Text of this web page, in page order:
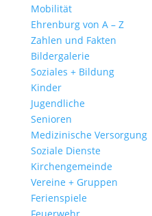
Mobilität
Ehrenburg von A – Z
Zahlen und Fakten
Bildergalerie
Soziales + Bildung
Kinder
Jugendliche
Senioren
Medizinische Versorgung
Soziale Dienste
Kirchengemeinde
Vereine + Gruppen
Ferienspiele